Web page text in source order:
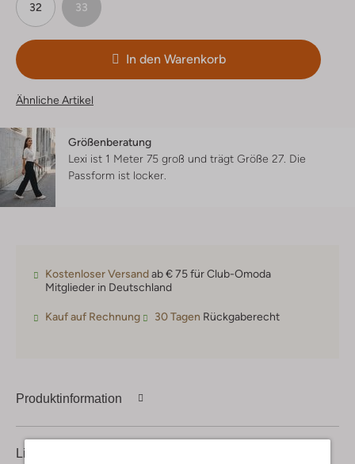
32 33
In den Warenkorb
Ähnliche Artikel
Größenberatung
Lexi ist 1 Meter 75 groß und trägt Größe 27. Die
Passform ist locker
Kostenloser Versandab € 75 für Club-Omoda
Mitglieder in Deutschland
Kauf auf Rechnung 30 Tagen Rückgaberecht
Produktinformation
Lieferung & Rückgabe